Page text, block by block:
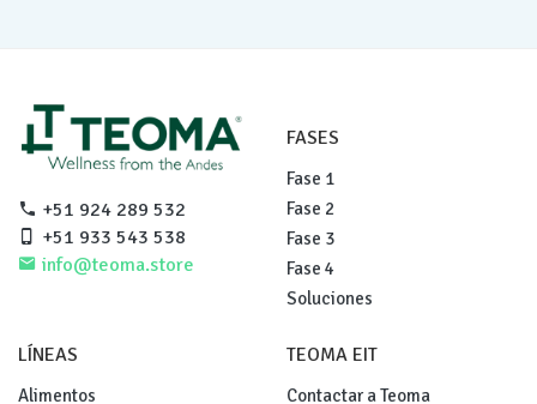
+51 924 289 532
+51 933 543 538
info@teoma.store
FASES
Fase 1
Fase 2
Fase 3
Fase 4
Soluciones
LÍNEAS
Alimentos
TEOMA EIT
Contactar a Teoma